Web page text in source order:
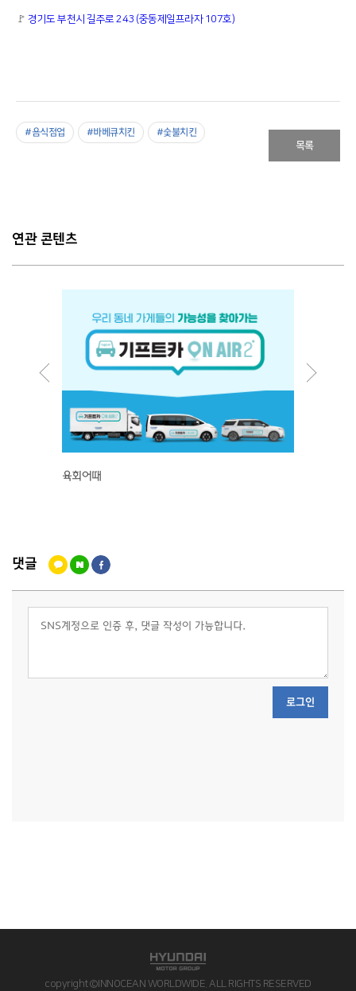
🚩 경기도 부천시 길주로 243 (중동제일프라자 107호)
#음식점업 #바베큐치킨 #숯불치킨
목록
연관 콘텐츠
육회어때
댓글
로그인
copyright©INNOCEAN WORLDWIDE. ALL RIGHTS RESERVED